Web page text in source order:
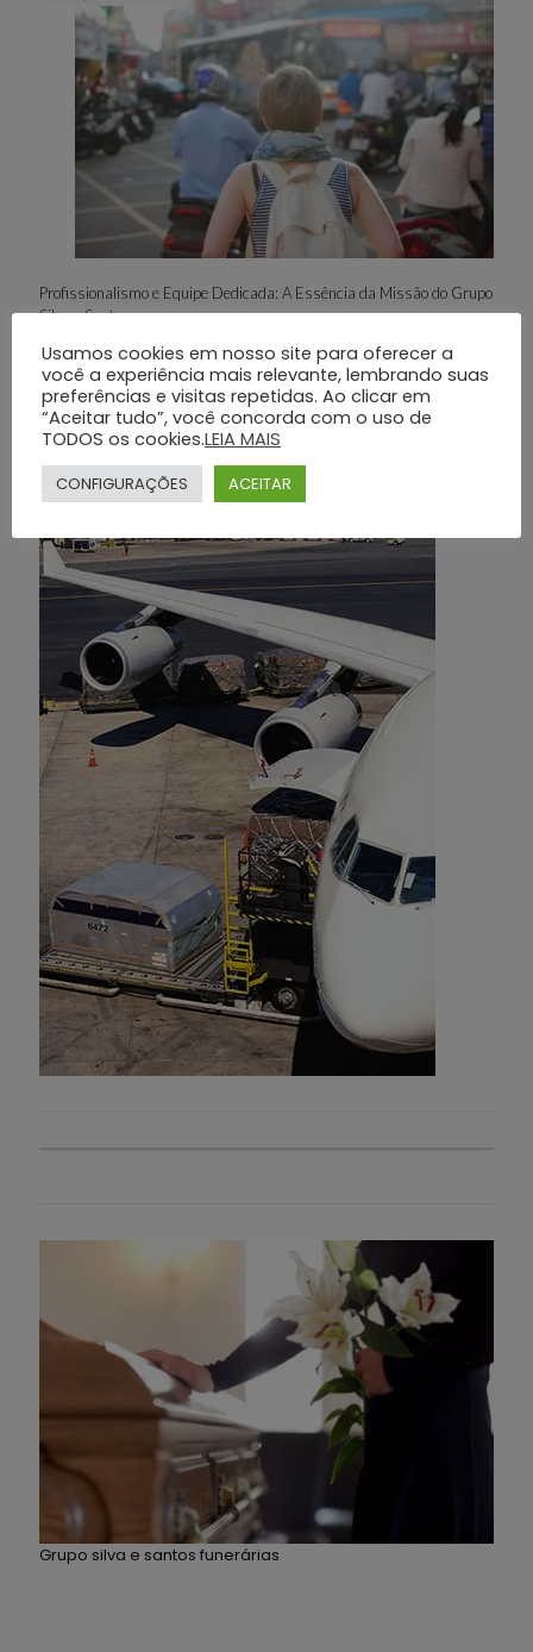
Profissionalismo e Equipe Dedicada: A Essência da Missão do Grupo
Silva e Santos
Dá uma olhada
Grupo silva e santos funerárias
Usamos cookies em nosso site para oferecer a
você a experiência mais relevante, lembrando suas
preferências e visitas repetidas. Ao clicar em
“Aceitar tudo”, você concorda com o uso de
TODOS os cookies.LEIA MAIS
CONFIGURAÇÕES ACEITAR